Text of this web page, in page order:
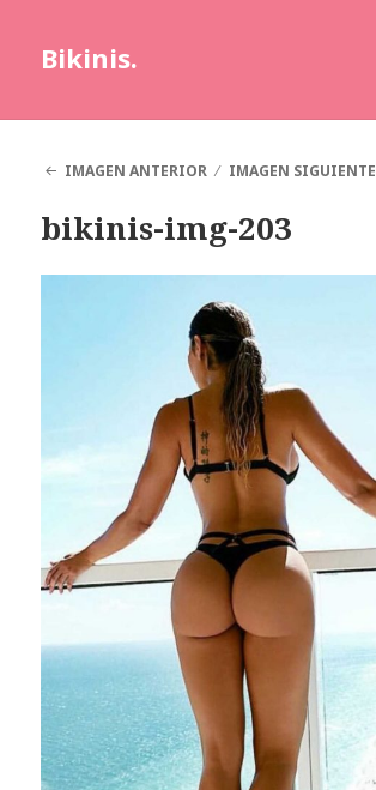
Bikinis.
IMAGEN ANTERIOR
IMAGEN SIGUIENTE
bikinis-img-203